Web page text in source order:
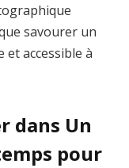
savourer un
accessible à
dans Un
pour